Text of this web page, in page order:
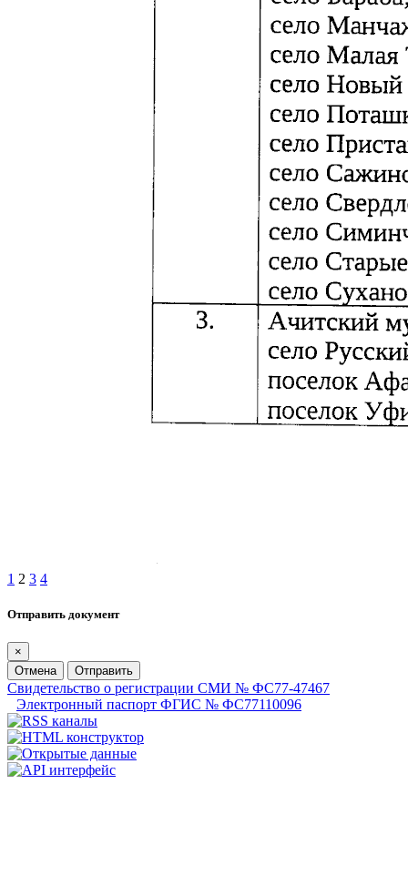
1 2 3 4
Отправить документ
×
Отмена
Отправить
Свидетельство о регистрации СМИ № ФС77-47467
Электронный паспорт ФГИС № ФС77110096